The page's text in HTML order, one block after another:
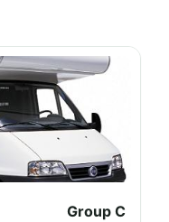
Group C